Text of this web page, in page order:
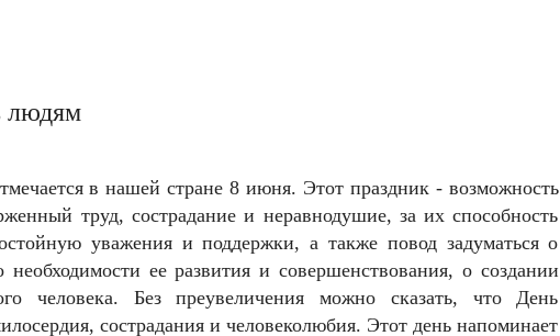
людям
в нашей стране 8 июня. Этот праздник - возможность
труд, сострадание и неравнодушие, за их способность
уважения и поддержки, а также повод задуматься о
ее развития и совершенствования, о создании
человека. Без преувеличения можно сказать, что День
сострадания и человеколюбия. Этот день напоминает